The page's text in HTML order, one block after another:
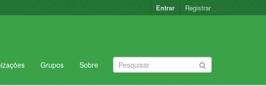
Entrar Registrar
Grupos Sobre